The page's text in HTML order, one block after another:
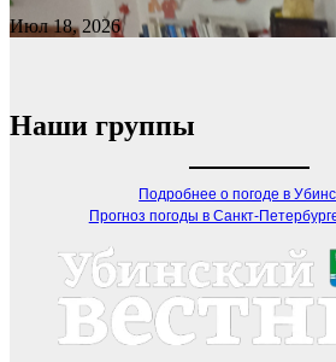
Июл 18, 2026
Наши группы
Подробнее о погоде в
Прогноз погоды в Санкт-